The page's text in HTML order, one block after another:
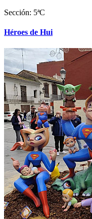
Sección: 5ªC
Héroes de Hui